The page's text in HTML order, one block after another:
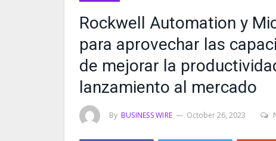
Rockwell Automation y
para aprovechar las
de mejorar la
lanzamiento al mercado
By BUSINESS WIRE October 26, 2023